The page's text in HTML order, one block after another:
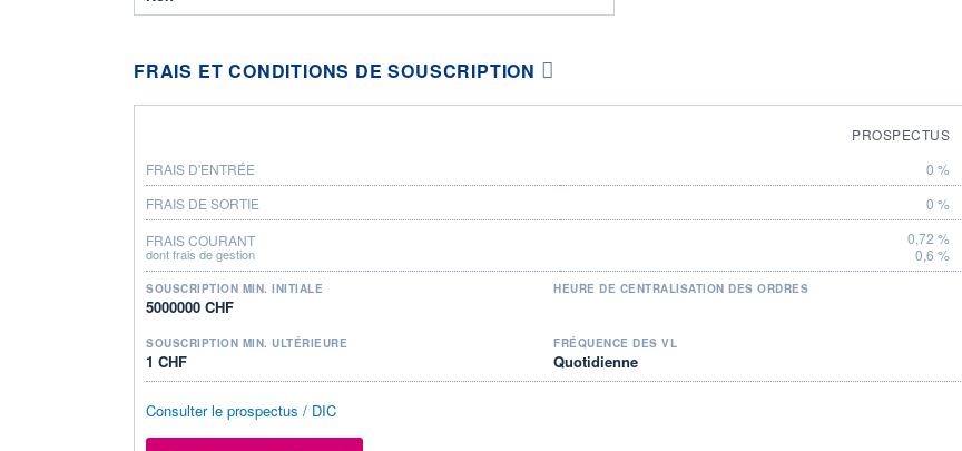
FRAIS ET CONDITIONS DE SOUSCRIPTION
PROSPECTUS
FRAIS D'ENTRÉE
0 %
FRAIS DE SORTIE
0 %
FRAIS COURANT
dont frais de gestion
0,72 %
0,6 %
SOUSCRIPTION MIN. INITIALE
5000000 CHF
HEURE DE CENTRALISATION DES ORDRES
SOUSCRIPTION MIN. ULTÉRIEURE
1 CHF
FRÉQUENCE DES VL
Quotidienne
Consulter le prospectus / DIC